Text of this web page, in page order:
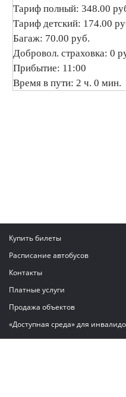
Тариф полный: 348.00
Тариф детский: 174.00
Багаж: 70.00 руб.
Добровол. страховка: 0
Прибытие: 11:00
Время в пути: 2 ч. 0 мин.
Купить билеты
Расписание автобусов
Контакты
Платные услуги
Продажа объектов
«Доступная среда» для